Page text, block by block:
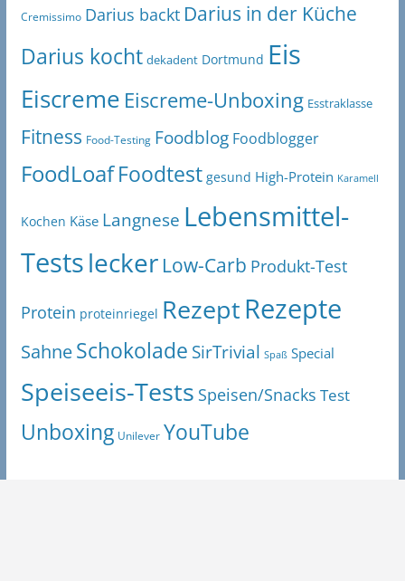
Cremissimo Darius backt Darius in der Küche
Darius kocht dekadent Dortmund Eis
Eiscreme Eiscreme-Unboxing Esstraklasse
Fitness Food-Testing Foodblog Foodblogger
FoodLoaf Foodtest gesund High-Protein Karamell
Kochen Käse Langnese Lebensmittel-
Testslecker Low-Carb Produkt-Test
Protein proteinriegel RezeptRezepte
SahneSchokolade SirTrivial Spaß Special
Speiseeis-Tests Speisen/Snacks Test
Unboxing Unilever YouTube